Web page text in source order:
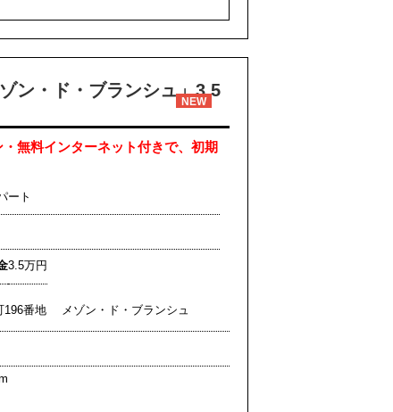
ン・ド・ブランシュ」3.5
NEW
無料インターネット付きで、初期
ート
3.5万円
196番地 メゾン・ド・ブランシュ